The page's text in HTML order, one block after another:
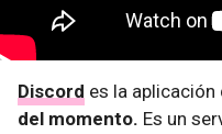
Discord es la aplicación
del momento. Es un